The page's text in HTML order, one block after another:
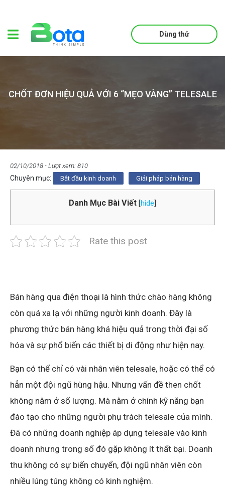
Dùng thử
CHỐT ĐƠN HIỆU QUẢ VỚI 6 “MẸO VÀNG” TELESALE
02/10/2018 - Lượt xem: 810
Chuyên mục: Bắt đầu kinh doanh Giải pháp bán hàng
Danh Mục Bài Viết [hide
Rate this post
Bán hàng qua điện thoại là hình thức chào hàng không
còn quá xa lạ với những người kinh doanh. Đây là
phương thức bán hàng khá hiệu quả trong thời đại số
hóa và sự phổ biến các thiết bị di động như hiện nay.
Bạn có thể chỉ có vài nhân viên telesale, hoặc có thể có
hẳn một đội ngũ hùng hậu. Nhưng vấn đề then chốt
không nằm ở số lượng. Mà nằm ở chính kỹ năng bạn
đào tạo cho những người phụ trách telesale của mình.
Đã có những doanh nghiệp áp dụng telesale vào kinh
doanh nhưng trong số đó gặp không ít thất bại. Doanh
thu không có sự biến chuyển, đội ngũ nhân viên còn
nhiều lúng túng không có kinh nghiệm.